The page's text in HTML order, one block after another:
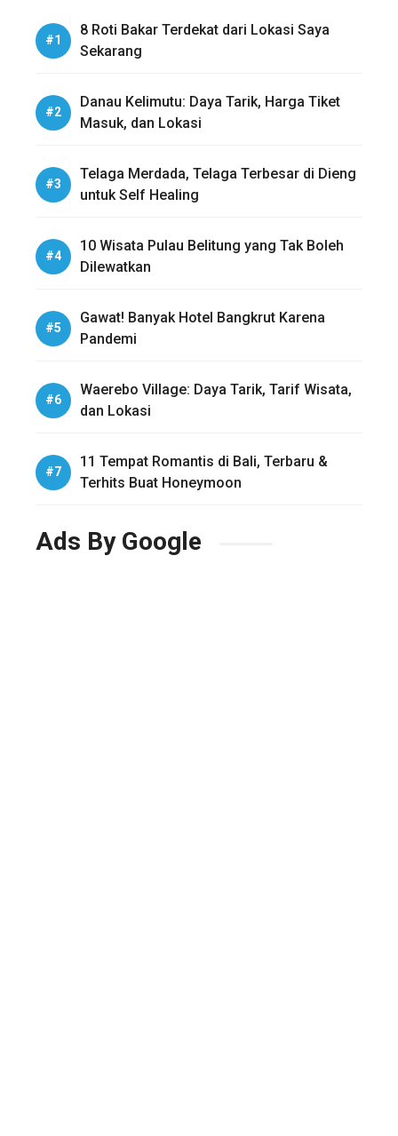
8 Roti Bakar Terdekat dari Lokasi Saya
Sekarang
Danau Kelimutu: Daya Tarik, Harga Tiket
Masuk, dan Lokasi
Telaga Merdada, Telaga Terbesar di Dieng
untuk Self Healing
10 Wisata Pulau Belitung yang Tak Boleh
Dilewatkan
Gawat! Banyak Hotel Bangkrut Karena
Pandemi
Waerebo Village: Daya Tarik, Tarif Wisata,
dan Lokasi
11 Tempat Romantis di Bali, Terbaru &
Terhits Buat Honeymoon
Ads By Google